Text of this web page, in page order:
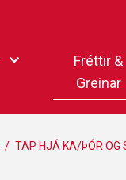
Fréttir &
Greinar
/ TAP HJÁ KA/ÞÓR OG